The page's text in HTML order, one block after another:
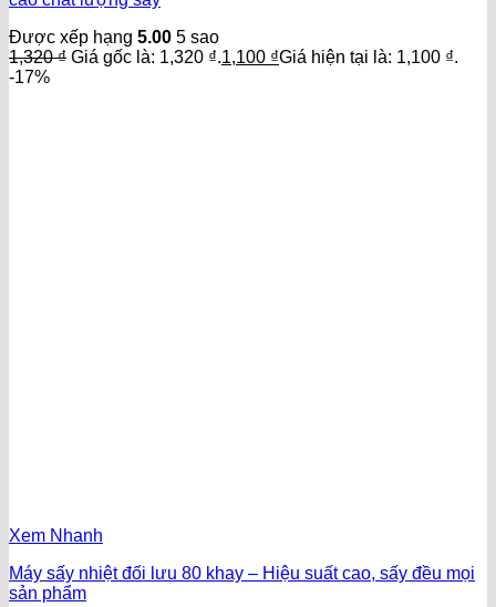
Được xếp hạng 5.00 5 sao
1,320₫ Giá gốc là: 1,320 ₫.1,100 ₫Giá hiện tại là: 1,100 ₫.
-17%
Xem Nhanh
Máy sấy nhiệt đối lưu 80 khay – Hiệu suất cao, sấy đều mọi
sản phẩm